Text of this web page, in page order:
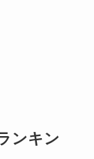
ンキン